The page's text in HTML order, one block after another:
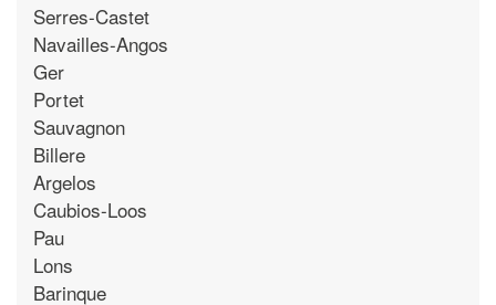
Serres-Castet
Navailles-Angos
Ger
Portet
Sauvagnon
Billere
Argelos
Caubios-Loos
Pau
Lons
Barinque